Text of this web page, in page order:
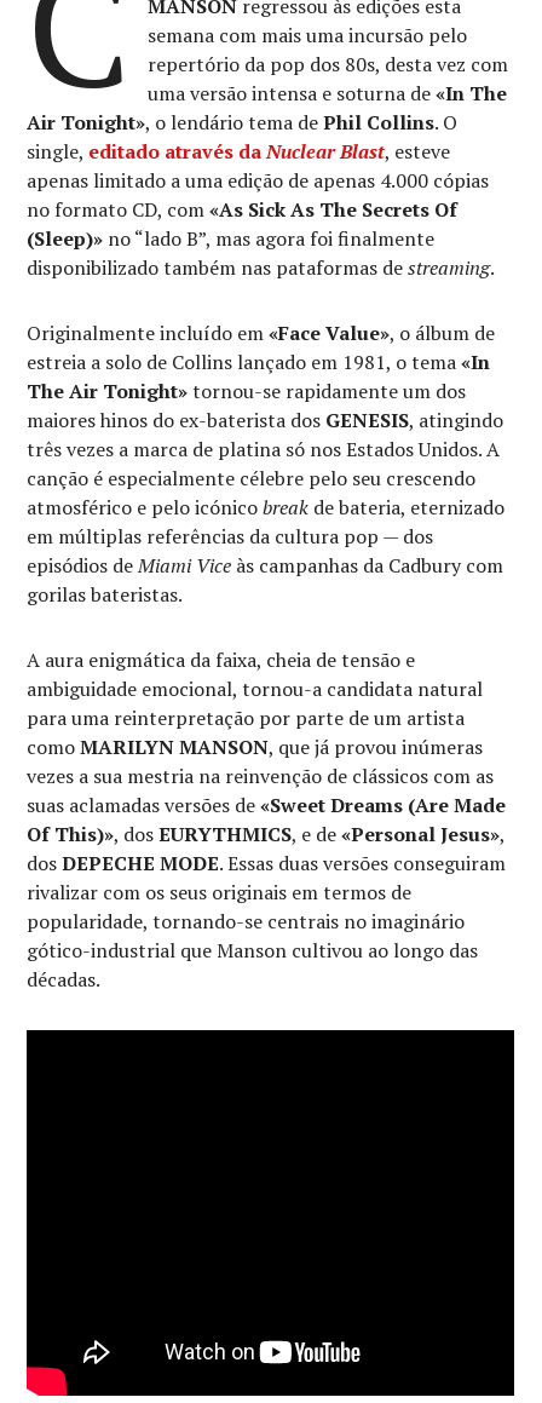
MANSONregressou às edições esta
semana com mais uma incursão pelo
repertório da pop dos 80s, desta vez com
uma versão intensa e soturna de«In The
Air Tonight», o lendário tema dePhil Collins. O
single, editado através daNuclear Blast, esteve
apenas limitado a uma edição de apenas 4.000 cópias
no formato CD, com«As Sick As The Secrets Of
(Sleep)» no “lado B”, mas agora foi finalmente
disponibilizado também nas pataformas destreaming.
Originalmente incluído em«Face Value», o álbum de
estreia a solo de Collins lançado em 1981, o tema«In
The Air Tonight»tornou-se rapidamente um dos
maiores hinos do ex-baterista dos GENESIS, atingindo
três vezes a marca de platina só nos Estados Unidos. A
canção é especialmente célebre pelo seu crescendo
atmosférico e pelo icónicobreak de bateria, eternizado
em múltiplas referências da cultura pop — dos
episódios deMiami Vice às campanhas da Cadbury com
gorilas bateristas.
A aura enigmática da faixa, cheia de tensão e
ambiguidade emocional, tornou-a candidata natural
para uma reinterpretação por parte de um artista
comoMARILYN MANSON, que já provou inúmeras
vezes a sua mestria na reinvenção de clássicos com as
suas aclamadas versões de«Sweet Dreams (Are Made
Of This)», dosEURYTHMICS, e de«Personal Jesus»,
dosDEPECHE MODE. Essas duas versões conseguiram
rivalizar com os seus originais em termos de
popularidade, tornando-se centrais no imaginário
gótico-industrial que Manson cultivou ao longo das
décadas.